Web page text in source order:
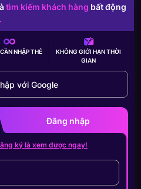
tìm kiếm khách hàng bất động
NHẬP THẺ KHÔNG GIỚI HẠNTHỜI
GIAN
với Google
Đăng nhập
ký là xem được ngay!